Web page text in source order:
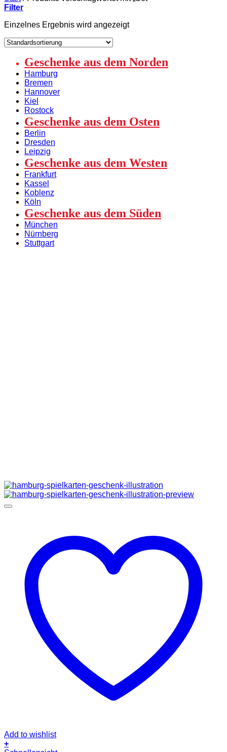
Filter
Einzelnes Ergebnis wird angezeigt
Geschenke aus dem Norden
Hamburg
Bremen
Hannover
Kiel
Rostock
Geschenke aus dem Osten
Berlin
Dresden
Leipzig
Geschenke aus dem Westen
Frankfurt
Kassel
Koblenz
Köln
Geschenke aus dem Süden
München
Nürnberg
Stuttgart
Add to wishlist
+